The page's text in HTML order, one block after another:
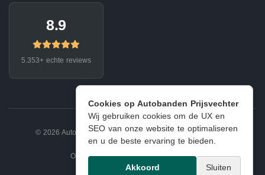
Cookies op Autobanden Prijsvechter
Wij gebruiken cookies om de UX en
SEO van onze website te optimaliseren
en u de beste ervaring te bieden.
Akkoord Sluiten
8.9
5.353+ echte reviews
© 2026 Autobanden Prijsvechter. Privacy | Voorwaarden
Onderdeel van EJ Banden Oosterhout